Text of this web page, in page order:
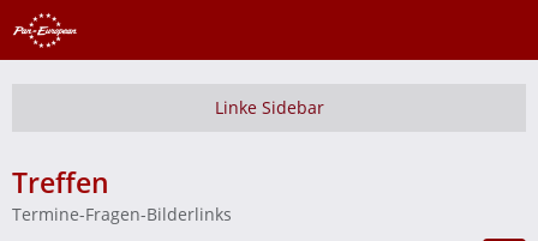
Treffen
Termine-Fragen-Bilderlinks